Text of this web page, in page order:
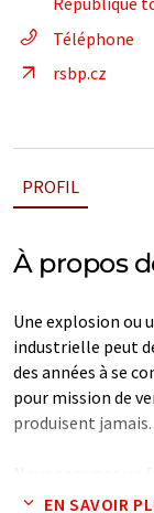
Téléphone
rsbp.cz
PROFIL
À propos
Une explosion ou
industrielle peut
des années à se
pour mission de
produisent jamais.
complètes de
EN SAVOIR